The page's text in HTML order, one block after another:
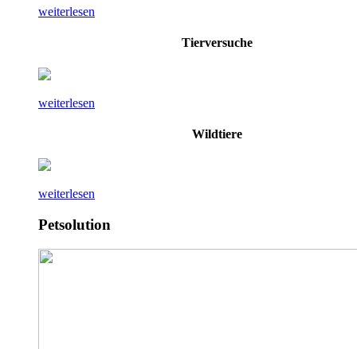
weiterlesen
Tierversuche
weiterlesen
Wildtiere
weiterlesen
Petsolution